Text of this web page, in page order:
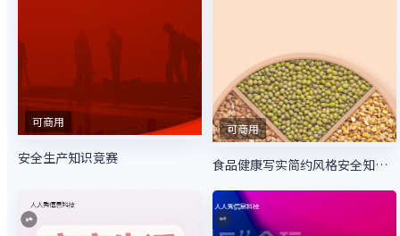
可商用
安全生产知识竞赛
可商用
食品健康写实简约风格安全知识答题活动